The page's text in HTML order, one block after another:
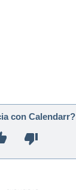
con Calendarr?